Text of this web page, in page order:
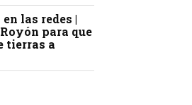
las redes |
para que
tierras a